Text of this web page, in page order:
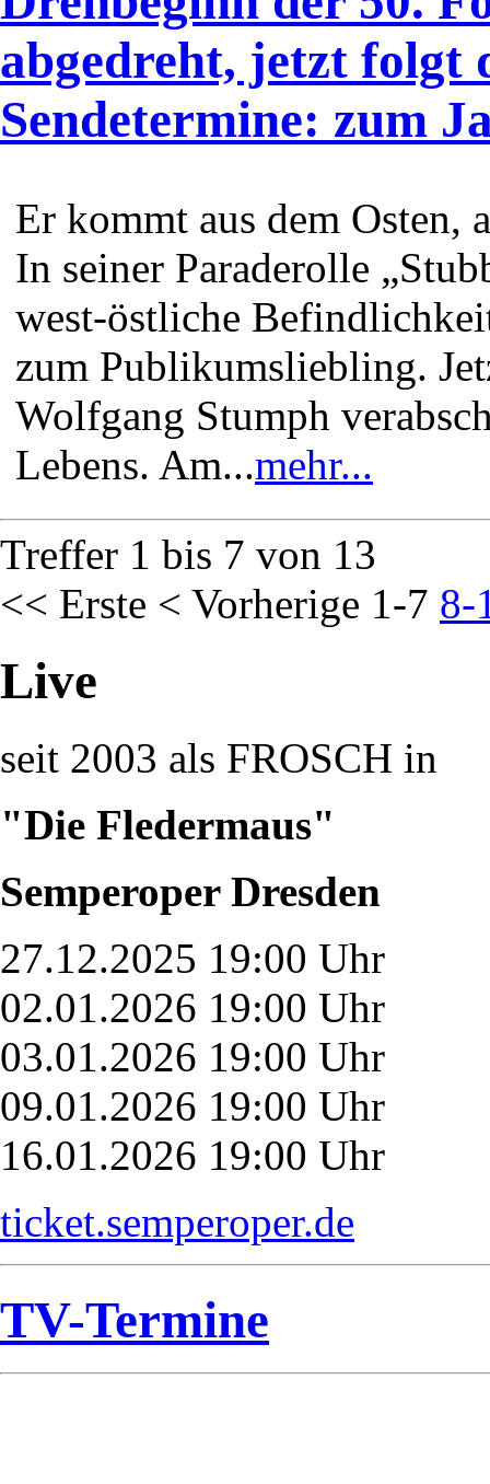
abgedreht, jetzt folgt
Sendetermine: zum
Er kommt aus dem Osten,
In seiner Paraderolle
west-östliche
zum Publikumsliebling.
Wolfgang Stumph
Lebens. Am...mehr...
Treffer 1 bis 7 von 13
<< Erste < Vorherige 1-7 8-
Live
seit 2003 als FROSCH in
"Die Fledermaus"
Semperoper Dresden
27.12.2025 19:00 Uhr
02.01.2026 19:00 Uhr
03.01.2026 19:00 Uhr
09.01.2026 19:00 Uhr
16.01.2026 19:00 Uhr
ticket.semperoper.de
TV-Termine